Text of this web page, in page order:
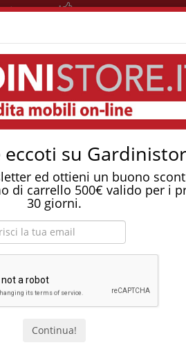
su
ed ottieni un buono
di carrello 500€ valido per i
30 giorni.
consegna!
aspirapolvere, friggitrice
Elettrodomestici!